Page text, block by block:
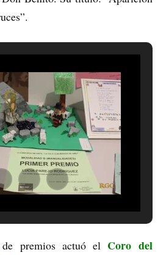
premios actuó el Coro del